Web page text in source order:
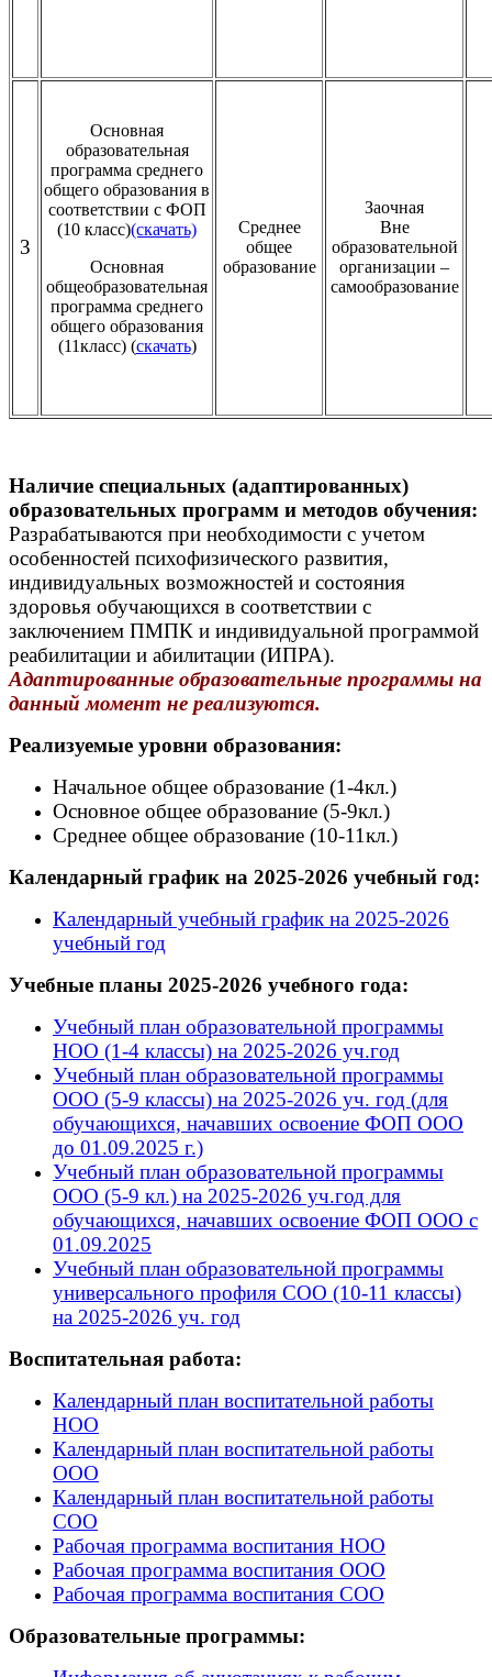
3
Основная
образовательная
программа среднего
общего образования в
соответствии с ФОП
(10 класс)(скачать)
Основная
общеобразовательная
программа среднего
общего образования
(11класс) (скачать)
Среднее
общее
образование
Заочная
Вне
образовательной
организации –
самообразование
Наличие специальных (адаптированных)
образовательных программ и методов обучения:
Разрабатываются при необходимости с учетом
особенностей психофизического развития,
индивидуальных возможностей и состояния
здоровья обучающихся в соответствии с
заключением ПМПК и индивидуальной программой
реабилитации и абилитации (ИПРА).
Адаптированные образовательные программы на
данный момент не реализуются.
Реализуемые уровни образования:
Начальное общее образование (1-4кл.)
Основное общее образование (5-9кл.)
Среднее общее образование (10-11кл.)
Календарный график на 2025-2026 учебный год:
Календарный учебный график на 2025-2026
учебный год
Учебные планы 2025-2026 учебного года:
Учебный план образовательной программы
НОО (1-4 классы) на 2025-2026 уч.год
Учебный план образовательной программы
ООО (5-9 классы) на 2025-2026 уч. год (для
обучающихся, начавших освоение ФОП ООО
до 01.09.2025 г.)
Учебный план образовательной программы
ООО (5-9 кл.) на 2025-2026 уч.год для
обучающихся, начавших освоение ФОП ООО с
01.09.2025
Учебный план образовательной программы
универсального профиля СОО (10-11 классы)
на 2025-2026 уч. год
Воспитательная работа:
Календарный план воспитательной работы
НОО
Календарный план воспитательной работы
ООО
Календарный план воспитательной работы
СОО
Рабочая программа воспитания НОО
Рабочая программа воспитания ООО
Рабочая программа воспитания СОО
Образовательные программы: